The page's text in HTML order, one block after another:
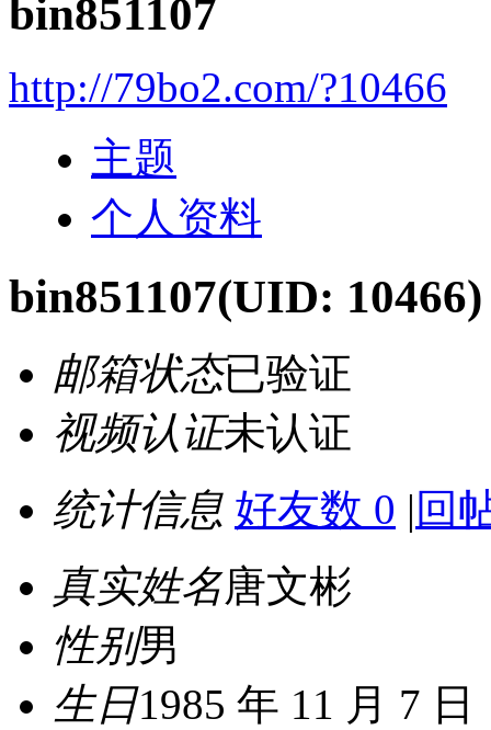
bin851107
http://79bo2.com/?10466
主题
个人资料
bin851107(UID: 10466)
邮箱状态已验证
视频认证未认证
统计信息 好友数 0 | 回
真实姓名唐文彬
性别男
生日1985 年 11 月 7 日